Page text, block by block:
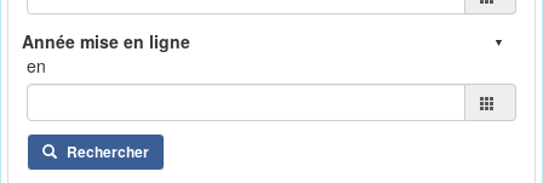
en
Rechercher